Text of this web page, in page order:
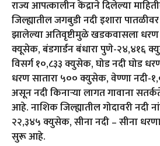
राज्य आपत्कालीन केंद्राने दिलेल्या
जिल्ह्यातील जगबुडी नदी इशारा
झालेल्या अतिवृष्टीमुळे खडकवासला धरण
क्यूसेक, बंडगार्डन बंधारा पुणे-२४,४१६
विसर्ग १०,८३३ क्युसेक, घोड नदी घोड
धरण सातारा ५०० क्युसेक, वेण्णा नदी-
असून नदी किनाऱ्या लागत गावाना
आहे. नाशिक जिल्ह्यातील गोदावरी नदी
२२,३४५ क्युसेक, सीना नदी – सीना
सुरू आहे.